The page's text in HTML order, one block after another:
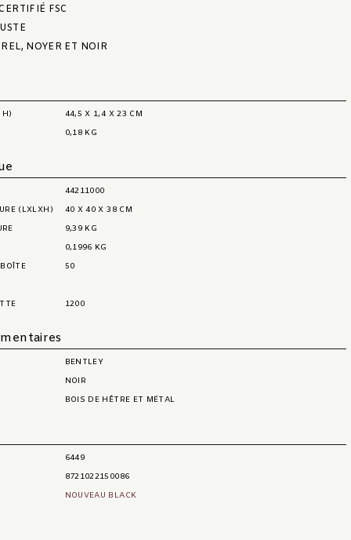
FSC
NOYER ET NOIR
H)
44,5 X 1,4 X 23 CM
0,18 KG
44211000
(LXLXH)
40 X 40 X 38 CM
9,39 KG
0,1996 KG
50
1200
BENTLEY
NOIR
BOIS DE HÊTRE ET MÉTAL
6449
8721022150086
NOUVEAU BLACK